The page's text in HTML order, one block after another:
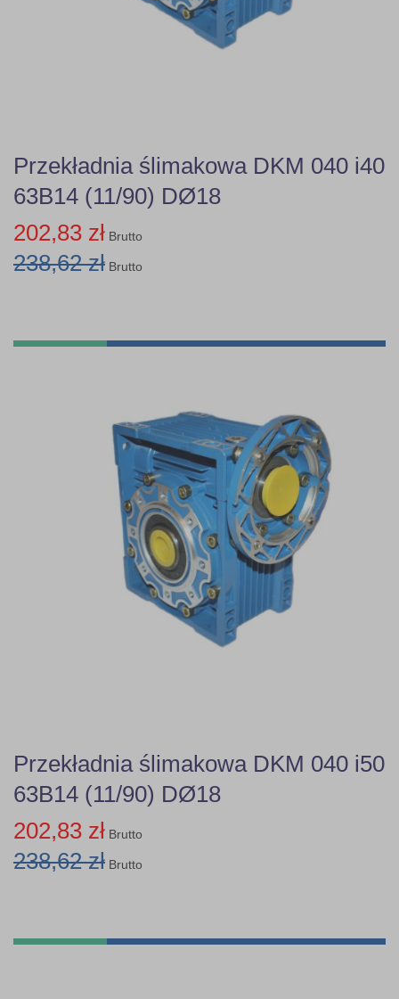
Przekładnia ślimakowa DKM 040 i40
63B14 (11/90) DØ18
202,83 zł Brutto
238,62 zł Brutto
Przekładnia ślimakowa DKM 040 i50
63B14 (11/90) DØ18
202,83 zł Brutto
238,62 zł Brutto